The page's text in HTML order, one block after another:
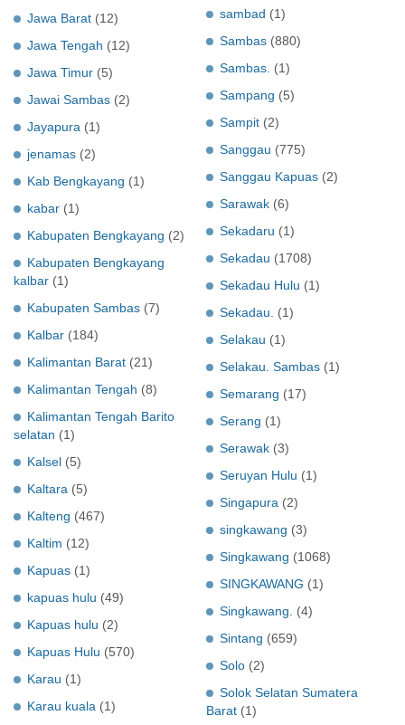
Jawa Barat (12)
Jawa Tengah (12)
Jawa Timur (5)
Jawai Sambas (2)
Jayapura (1)
jenamas (2)
Kab Bengkayang (1)
kabar (1)
Kabupaten Bengkayang (2)
Kabupaten Bengkayang
kalbar (1)
Kabupaten Sambas (7)
Kalbar (184)
Kalimantan Barat (21)
Kalimantan Tengah (8)
Kalimantan Tengah Barito
selatan (1)
Kalsel (5)
Kaltara (5)
Kalteng (467)
Kaltim (12)
Kapuas (1)
kapuas hulu (49)
Kapuas hulu (2)
Kapuas Hulu (570)
Karau (1)
Karau kuala (1)
sambad (1)
Sambas (880)
Sambas. (1)
Sampang (5)
Sampit (2)
Sanggau (775)
Sanggau Kapuas (2)
Sarawak (6)
Sekadaru (1)
Sekadau (1708)
Sekadau Hulu (1)
Sekadau.
(1)
Selakau (1)
Selakau. Sambas (1)
Semarang (17)
Serang (1)
Serawak (3)
Seruyan Hulu (1)
Singapura (2)
singkawang (3)
Singkawang (1068)
SINGKAWANG (1)
Singkawang.
(4)
Sintang (659)
Solo (2)
Solok Selatan Sumatera
Barat (1)